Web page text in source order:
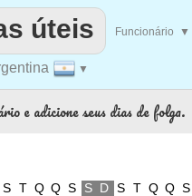
▼
úteis Funcionário ▼
e adicione seus dias de folga.
S T Q Q S S D S T Q Q S